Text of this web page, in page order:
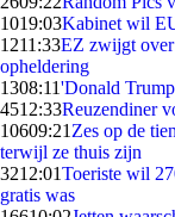
1019:03Kabinet wil
1211:33EZ zwijgt over
opheldering
1308:11'Donald
4512:33Reuzen­diner
10609:21 Zes op de
terwijl ze thuis zijn
3212:01Toeriste wil
gratis was